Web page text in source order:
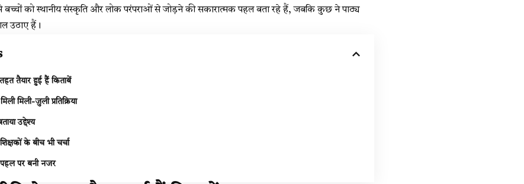
को स्थानीय संस्कृति और लोक परंपराओं से जोड़ने की सकारात्मक पहल बता रहे हैं, जबकि कुछ ने पाठ्य
उठाए हैं।
तहत तैयार हुई हैं किताबें
मिली-जुली प्रतिक्रिया
उद्देश्य
के बीच भी चर्चा
पहल पर बनी नजर